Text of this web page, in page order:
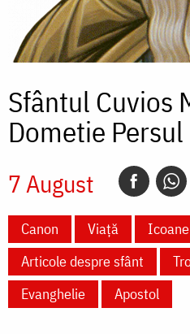
Sfântul Cuvios
Dometie Persul
7 August
Canon Viață
Icoane
Articole despre sfânt
Evanghelie
Apostol